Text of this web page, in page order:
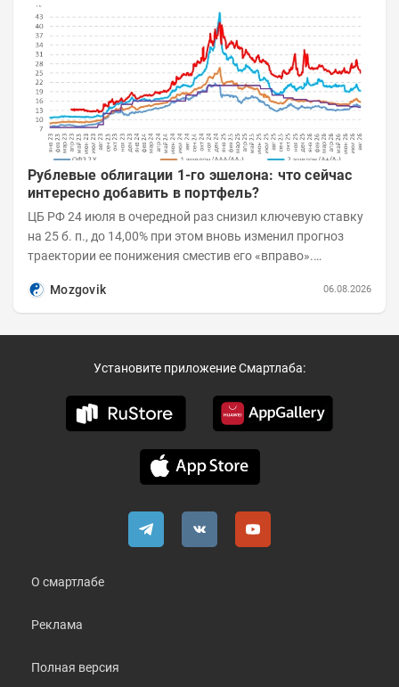
Рублевые облигации 1-го эшелона: что сейчас
интересно добавить в портфель?
ЦБ РФ 24 июля в очередной раз снизил ключевую ставку
на 25 б. п., до 14,00% при этом вновь изменил прогноз
траектории ее понижения сместив его «вправо».
Mozgovik
06.08.2026
Установите приложение Смартлаба:
О смартлабе
Реклама
Полная версия